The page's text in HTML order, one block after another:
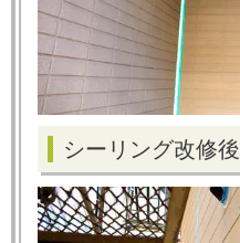
シーリング改修後